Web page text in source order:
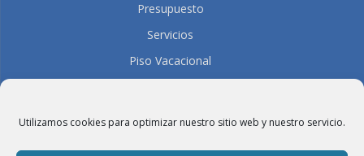
Utilizamos cookies para optimizar nuestro sitio web y nuestro servicio.
Presupuesto
Servicios
Piso Vacacional